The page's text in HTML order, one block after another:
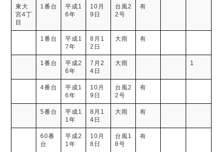
東大
宮4丁
目
1番台
平成1
6年
10月
9日
台風2
2号
有
1番台
平成1
7年
8月1
2日
大雨 有
1番台
平成2
6年
7月2
4日
大雨 1
4番台
平成1
6年
10月
9日
台風2
2号
有
5番台
平成1
1年
8月1
4日
大雨 有
60番
台
平成2
1年
10月
8日
台風1
8号
有